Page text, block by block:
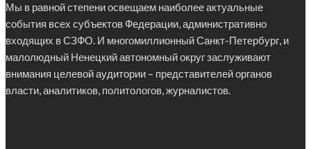
Мы в равной степени освещаем наиболее актуальные
события всех субъектов Федерации, административно
входящих в СЗФО. И многомиллионный Санкт-Петербург, и
малолюдный Ненецкий автономный округ заслуживают
внимания целевой аудитории – представителей органов
власти, аналитиков, политологов, журналистов.